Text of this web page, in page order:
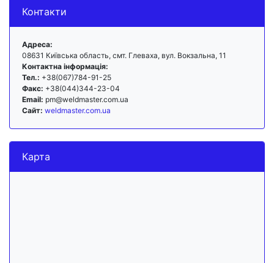
Контакти
Адреса:
08631 Київська область, смт. Глеваха, вул. Вокзальна, 11
Контактна інформація:
Тел.: +38(067)784-91-25
Факс: +38(044)344-23-04
Email: pm@weldmaster.com.ua
Сайт: weldmaster.com.ua
Карта